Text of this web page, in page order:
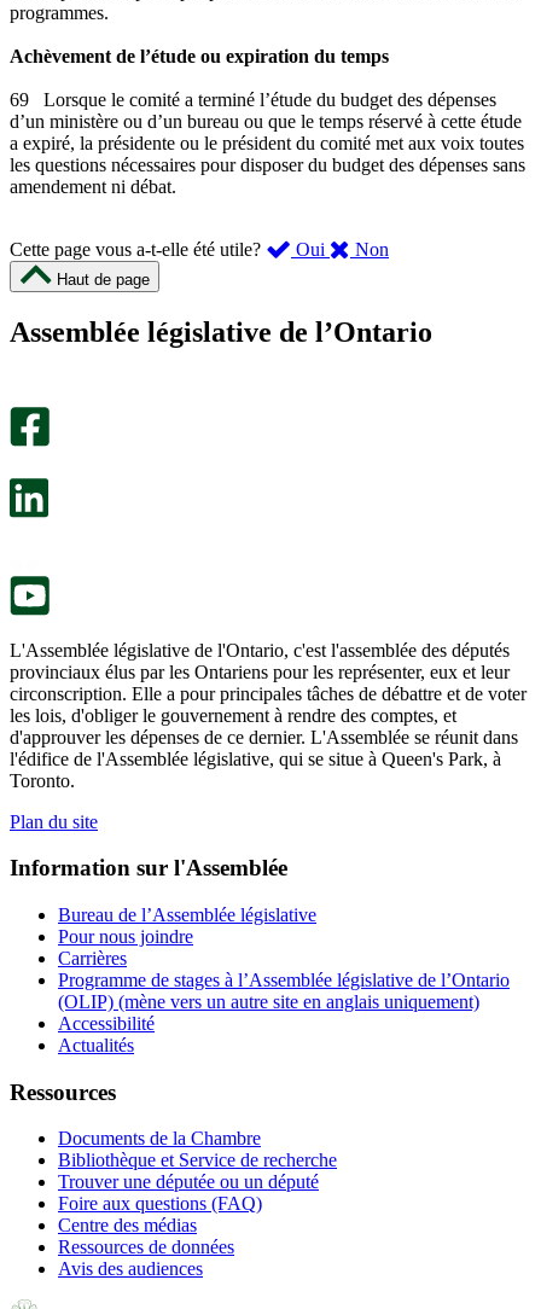
programmes.
Achèvement de l’étude ou expiration du temps
69 Lorsque le comité a terminé l’étude du budget des dépenses
d’un ministère ou d’un bureau ou que le temps réservé à cette étude
a expiré, la présidente ou le président du comité met aux voix toutes
les questions nécessaires pour disposer du budget des dépenses sans
amendement ni débat.
Cette page vous a-t-elle été utile? Oui ,
été
Non
m’a
Haut de page
Assemblée législative de l’Ontario
L'Assemblée législative de l'Ontario, c'est l'assemblée des députés
provinciaux élus par les Ontariens pour les représenter, eux et leur
circonscription. Elle a pour principales tâches de débattre et de voter
les lois, d'obliger le gouvernement à rendre des comptes, et
d'approuver les dépenses de ce dernier. L'Assemblée se réunit dans
l'édifice de l'Assemblée législative, qui se situe à Queen's Park, à
Toronto.
Plan du site
Information sur l'Assemblée
Bureau de l’Assemblée législative
Pour nous joindre
Carrières
Programme de stages à l’Assemblée législative de l’Ontario
(OLIP) (mène vers un autre site en anglais uniquement)
Accessibilité
Actualités
Ressources
Documents de la Chambre
Bibliothèque et Service de recherche
Trouver une députée ou un député
Foire aux questions (FAQ)
Centre des médias
Ressources de données
Avis des audiences